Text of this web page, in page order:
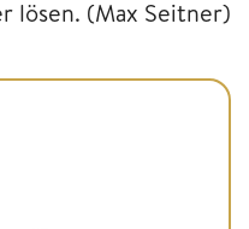
lösen. (Max Seitner)